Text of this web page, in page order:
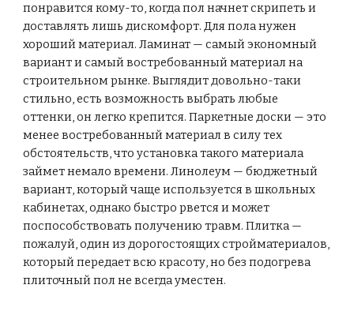
понравится кому-то, когда пол начнет скрипеть и
доставлять лишь дискомфорт. Для пола нужен
хороший материал. Ламинат — самый экономный
вариант и самый востребованный материал на
строительном рынке. Выглядит довольно-таки
стильно, есть возможность выбрать любые
оттенки, он легко крепится. Паркетные доски — это
менее востребованный материал в силу тех
обстоятельств, что установка такого материала
займет немало времени. Линолеум — бюджетный
вариант, который чаще используется в школьных
кабинетах, однако быстро рвется и может
поспособствовать получению травм. Плитка —
пожалуй, один из дорогостоящих стройматериалов,
который передает всю красоту, но без подогрева
плиточный пол не всегда уместен.